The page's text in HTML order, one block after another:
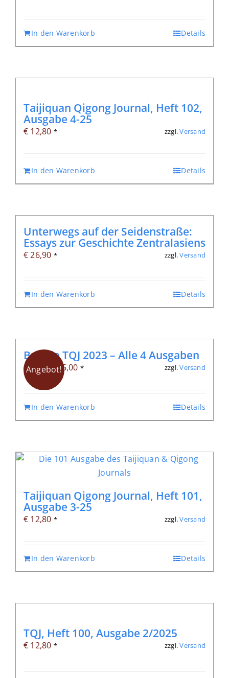
€ 12,80€ 9,90.
In den Warenkorb Details
Taijiquan Qigong Journal, Heft 102,
Ausgabe 4-25
€ 12,80 * zzgl.Versand
In den Warenkorb Details
Unterwegs auf der Seidenstraße:
Essays zur Geschichte Zentralasiens
€26,90 * zzgl.Versand
In den Warenkorb Details
Angebot!
Bundle TQJ 2023 – Alle 4 Ausgaben
€51,20 Ursprünglicher
Preis
€ 51,20
€25,00Aktueller
€ 25,00.
* zzgl.Versand
In den Warenkorb Details
Taijiquan Qigong Journal, Heft 101,
Ausgabe 3-25
€ 12,80 * zzgl.Versand
In den Warenkorb Details
TQJ, Heft 100, Ausgabe 2/2025
€ 12,80 * zzgl.Versand